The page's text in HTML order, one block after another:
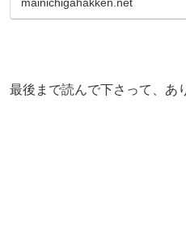
最後まで読んで下さって、あ